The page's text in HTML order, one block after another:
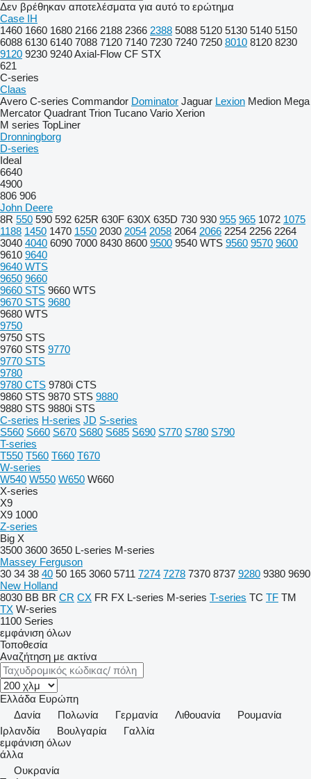
Δεν βρέθηκαν αποτελέσματα για αυτό το ερώτημα
Case IH
1460 1660 1680 2166 2188 2366 2388 5088 5120 5130 5140 5150
6088 6130 6140 7088 7120 7140 7230 7240 7250 8010 8120 8230
9120 9230 9240Axial-Flow CF STX
621
C-series
Claas
Avero C-series Commandor Dominator Jaguar Lexion Medion Mega
Mercator Quadrant Trion Tucano Vario Xerion
M series TopLiner
Dronningborg
D-series
Ideal
6640
4900
806 906
John Deere
8R 550 590 592 625R 630F 630X 635D 730 930 955 965 1072 1075
1188 1450 1470 1550 2030 2054 2058 2064 2066 2254 2256 2264
3040 4040 6090 7000 8430 8600 9500 9540 WTS 9560 9570 9600
9610 9640
9640 WTS
9650 9660
9660 STS 9660 WTS
9670 STS 9680
9680 WTS
9750
9750 STS
9760 STS 9770
9770 STS
9780
9780 CTS 9780i CTS
9860 STS 9870 STS 9880
9880 STS 9880i STS
C-series H-series JD S-series
S560 S660 S670 S680 S685 S690 S770 S780 S790
T-series
T550 T560 T660 T670
W-series
W540 W550 W650 W660
X-series
X9
X9 1000
Z-series
Big X
3500 3600 3650 L-series M-series
Massey Ferguson
30 34 38 40 50 165 3060 5711 7274 7278 7370 8737 9280 9380 9690
New Holland
8030 BB BR CR CX FR FX L-series M-series T-series TC TF TM
TX W-series
1100 Series
εμφάνιση όλων
Τοποθεσία
Αναζήτηση με ακτίνα
Ελλάδα Ευρώπη
Δανία
Πολωνία Γερμανία Λιθουανία
Ρουμανία
Ιρλανδία
Βουλγαρία
Γαλλία
εμφάνιση όλων
άλλα
Ουκρανία